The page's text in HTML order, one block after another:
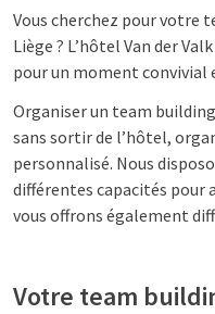
Vous cherchez pour votre
Liège ? L’hôtel Van der
pour un moment convivial
Organiser un team
sans sortir de l’hôtel,
personnalisé. Nous
différentes capacités pour
vous offrons également
Votre team